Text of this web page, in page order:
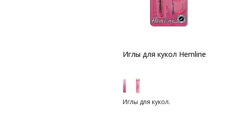
Иглы для кукол Hemline
Иглы для кукол.